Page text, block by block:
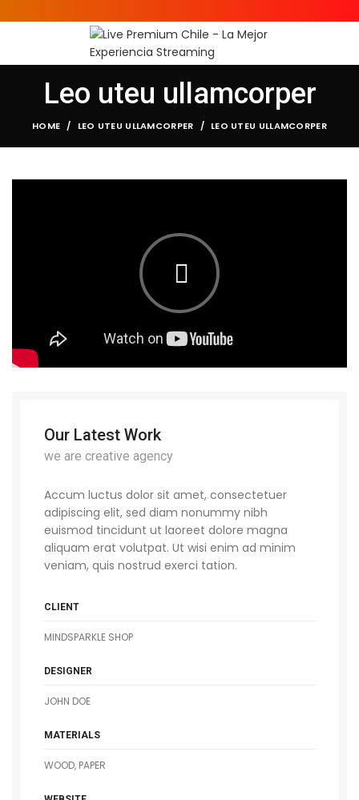
Leo uteu ullamcorper
HOME LEO UTEU ULLAMCORPER LEO UTEU ULLAMCORPER
Our Latest Work
we are creative agency
Accum luctus dolor sit amet, consectetuer
adipiscing elit, sed diam nonummy nibh
euismod tincidunt ut laoreet dolore magna
aliquam erat volutpat. Ut wisi enim ad minim
veniam, quis nostrud exerci tation.
CLIENT
MINDSPARKLE SHOP
DESIGNER
JOHN DOE
MATERIALS
WOOD, PAPER